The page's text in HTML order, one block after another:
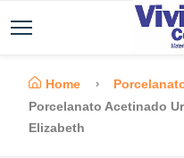
Home
Porcelanato Acetinado
Elizabeth